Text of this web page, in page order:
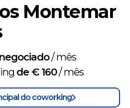
Montemar
/mês
de € 160/mês
do coworking